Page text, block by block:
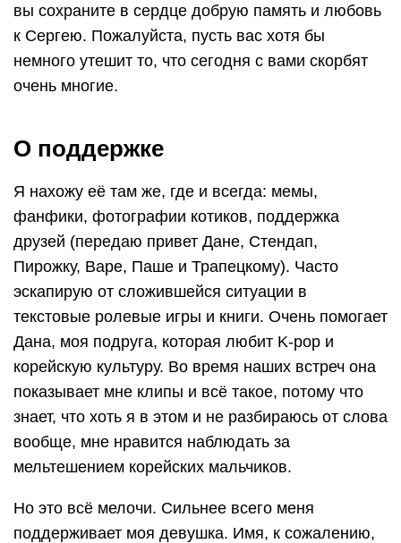
вы сохраните в сердце добрую память и любовь
к Сергею. Пожалуйста, пусть вас хотя бы
немного утешит то, что сегодня с вами скорбят
очень многие.
О поддержке
Я нахожу её там же, где и всегда: мемы,
фанфики, фотографии котиков, поддержка
друзей (передаю привет Дане, Стендап,
Пирожку, Варе, Паше и Трапецкому). Часто
эскапирую от сложившейся ситуации в
текстовые ролевые игры и книги. Очень помогает
Дана, моя подруга, которая любит K-pop и
корейскую культуру. Во время наших встреч она
показывает мне клипы и всё такое, потому что
знает, что хоть я в этом и не разбираюсь от слова
вообще, мне нравится наблюдать за
мельтешением корейских мальчиков.
Но это всё мелочи. Сильнее всего меня
поддерживает моя девушка. Имя, к сожалению,